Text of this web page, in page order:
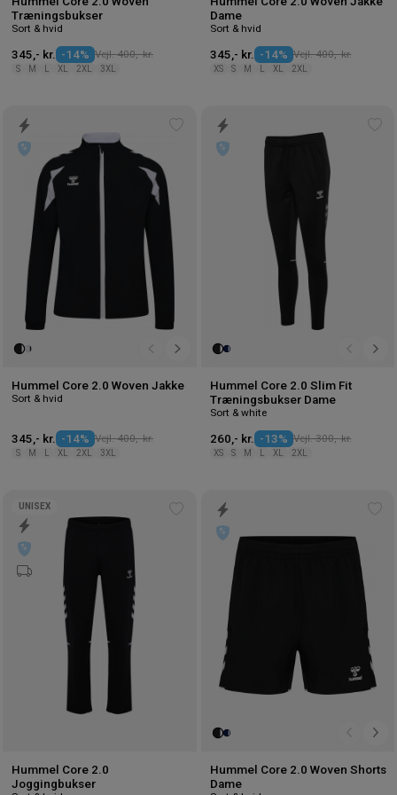
Træningsbukser
Sort & hvid
345,- kr. -14% Vejl. 400,- kr.
S M XL 2XL 3XL
Dame
Sort & hvid
345,- kr. -14% Vejl. 400,- kr.
XS S M XL 2XL
Hummel Core 2.0 Woven Jakke
Sort & hvid
345,- kr. -14% Vejl. 400,- kr.
S M XL 2XL 3XL
Hummel Core 2.0 Slim Fit
Træningsbukser Dame
Sort & white
260,- kr. -13% Vejl. 300,- kr.
XS S M XL 2XL
ønskeliste
UNISEX
Hummel Core 2.0
Joggingbukser
Hummel Core 2.0 Woven Shorts
Dame